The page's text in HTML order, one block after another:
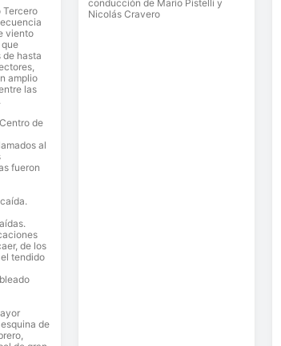
Tercero
viento
hasta
amplio
las
de
al
fueron
de los
tendido
de
conducción de Mario Pistelli y
Nicolás Cravero